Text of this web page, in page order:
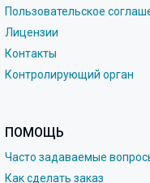
Пользовательское
Лицензии
Контакты
Контролирующий орган
ПОМОЩЬ
Часто задаваемые
Как сделать заказ